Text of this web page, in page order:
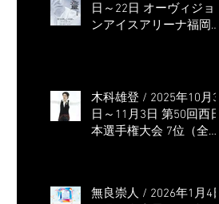
日～22日 オーヴィジョ
ンアイスアリーナ福岡
木科雄登 / 2025年10月31
日～11月3日 第50回西日
本選手権大会 7位（全日
無良崇人 / 2026年1月4日